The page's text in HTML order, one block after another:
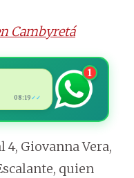
Cambyretá
08:19 ✓✓
1
Giovanna Vera,
quien